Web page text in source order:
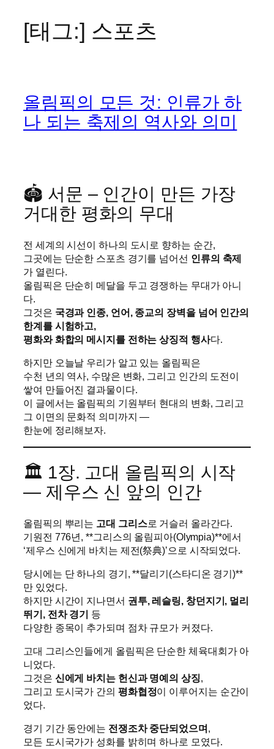
[태그:] 스포츠
올림픽의 모든 것: 인류가 하
나 되는 축제의 역사와 의미
🏟️ 서문 – 인간이 만든 가장
거대한 평화의 무대
전 세계의 시선이 하나의 도시로 향하는 순간,
그곳에는 단순한 스포츠 경기를 넘어선 인류의 축제
가 열린다.
올림픽은 단순히 메달을 두고 경쟁하는 무대가 아니
다.
그것은 국경과 인종, 언어, 종교의 장벽을 넘어 인간의
한계를 시험하고,
평화와 화합의 메시지를 전하는 상징적 행사다.
하지만 오늘날 우리가 알고 있는 올림픽은
수천 년의 역사, 수많은 변화, 그리고 인간의 도전이
쌓여 만들어진 결과물이다.
이 글에서는 올림픽의 기원부터 현대의 변화, 그리고
그 이면의 문화적 의미까지 —
한눈에 정리해보자.
🏛️ 1장. 고대 올림픽의 시작
— 제우스 신 앞의 인간
올림픽의 뿌리는 고대 그리스로 거슬러 올라간다.
기원전 776년, **그리스의 올림피아(Olympia)**에서
‘제우스 신에게 바치는 제전(祭典)’으로 시작되었다.
당시에는 단 하나의 경기, **달리기(스타디온 경기)**
만 있었다.
하지만 시간이 지나면서 권투, 레슬링, 창던지기, 멀리
뛰기, 전차 경기 등
다양한 종목이 추가되며 점차 규모가 커졌다.
고대 그리스인들에게 올림픽은 단순한 체육대회가 아
니었다.
그것은 신에게 바치는 헌신과 명예의 상징,
그리고 도시국가 간의 평화협정이 이루어지는 순간이
었다.
경기 기간 동안에는 전쟁조차 중단되었으며 ,
모든 도시국가가 성화를 밝히며 하나로 모였다.